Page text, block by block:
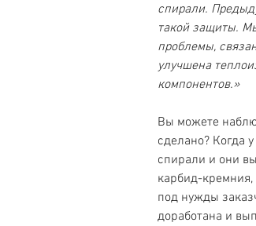
спирали.
такой защиты.
проблемы,
улучшена
компонентов.»
Вы можете
сделано? Когда
спирали и они
карбид-
под нужды
доработана и